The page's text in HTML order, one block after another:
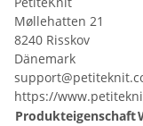
Møllehatten 21
8240 Risskov
Dänemark
https://
Produkteigenschaft